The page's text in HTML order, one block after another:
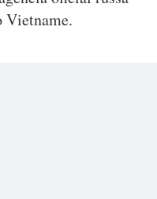
Vietname.